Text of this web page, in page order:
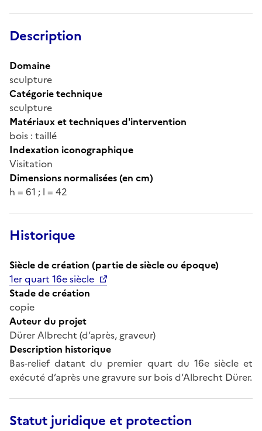
Description
Domaine
sculpture
Catégorie technique
sculpture
Matériaux et techniques d'intervention
bois : taillé
Indexation iconographique
Visitation
Dimensions normalisées (en cm)
h = 61 ; l = 42
Historique
Siècle de création (partie de siècle ou époque)
1er quart 16e siècle
Stade de création
copie
Auteur du projet
Dürer Albrecht (d’après, graveur)
Description historique
Bas-relief datant du premier quart du 16e siècle et
exécuté d’après une gravure sur bois d’Albrecht Dürer.
Statut juridique et protection